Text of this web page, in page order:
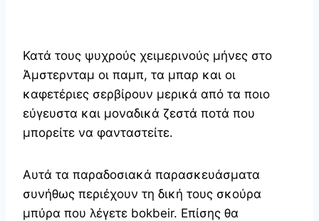
Κατά τους ψυχρούς χειμερινούς μήνες στο
Άμστερνταμ οι παμπ, τα μπαρ και οι
καφετέριες σερβίρουν μερικά από τα ποιο
εύγευστα και μοναδικά ζεστά ποτά που
μπορείτε να φανταστείτε.
Αυτά τα παραδοσιακά παρασκευάσματα
συνήθως περιέχουν τη δική τους σκούρα
μπύρα που λέγετε bokbeir. Επίσης θα